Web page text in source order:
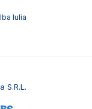
Iulia
S.R.L.